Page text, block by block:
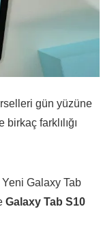
gün yüzüne
farklılığı
Galaxy Tab
Galaxy Tab S10